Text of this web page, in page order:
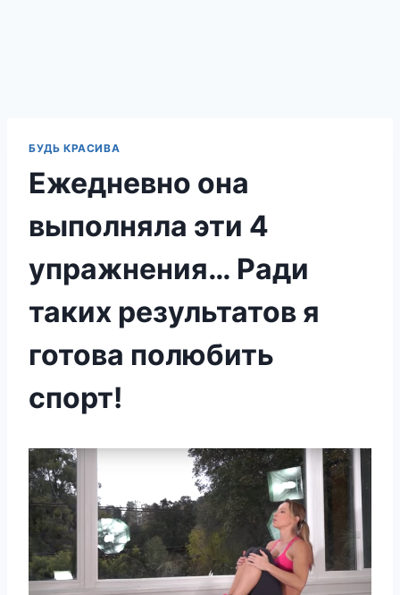
БУДЬ КРАСИВА
Ежедневно она
выполняла эти 4
упражнения… Ради
таких результатов я
готова полюбить
спорт!